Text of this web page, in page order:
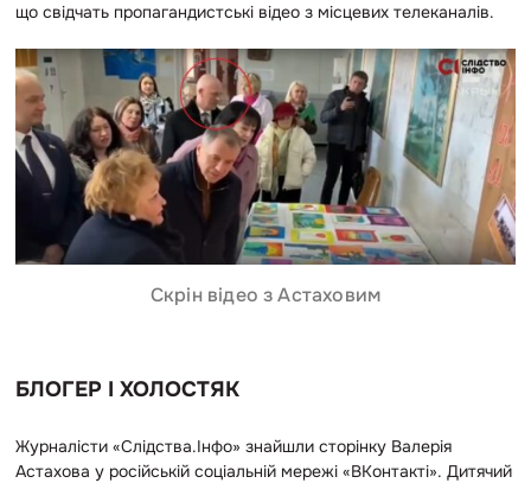
що свідчать пропагандистські відео з місцевих телеканалів.
Скрін відео з Астаховим
БЛОГЕР І ХОЛОСТЯК
Журналісти «Слідства.Інфо» знайшли сторінку Валерія
Астахова у російській соціальній мережі «ВКонтакті». Дитячий